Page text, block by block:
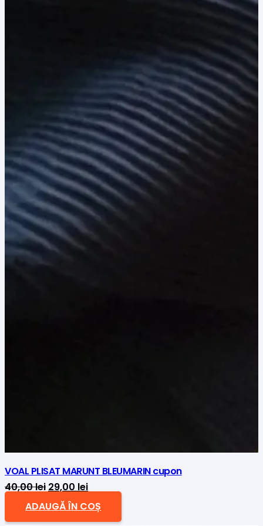
VOAL PLISAT MARUNT BLEUMARIN cupon
40,00lei Prețul
inițial
a
29,00 leiPrețul
curent
este:
ADAUGĂ ÎN COȘ